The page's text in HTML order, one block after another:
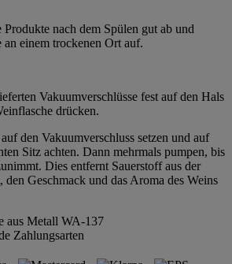
nach dem Spülen gut ab und
an einem trockenen Ort auf.
Vakuumverschlüsse fest auf den Hals
drücken.
den Vakuumverschluss setzen und auf
Sitz achten. Dann mehrmals pumpen, bis
Dies entfernt Sauerstoff aus der
den Geschmack und das Aroma des Weins
Zahlungsarten